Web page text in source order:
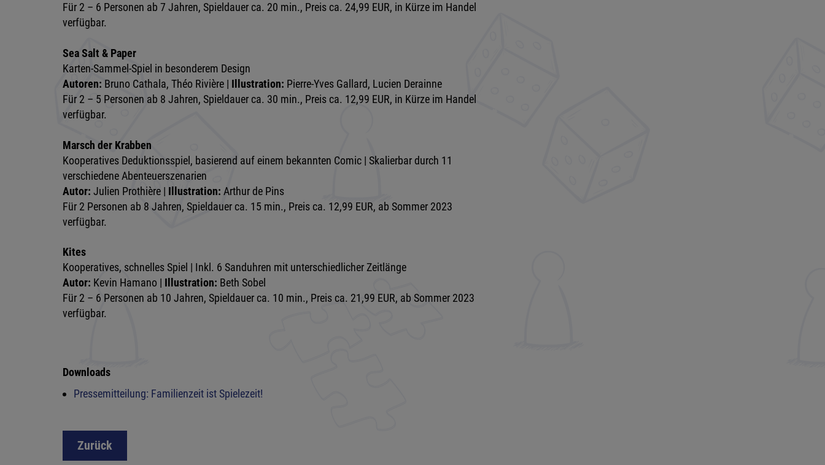
Für 2 – 6 Personen ab 7 Jahren, Spieldauer ca. 20 min., Preis ca. 24,99 EUR, in Kürze im Handel
verfügbar.
Sea Salt & Paper
Karten-Sammel-Spiel in besonderem Design
Autoren: Bruno Cathala, Théo Rivière | Illustration: Pierre-Yves Gallard, Lucien Derainne
Für 2 – 5 Personen ab 8 Jahren, Spieldauer ca. 30 min., Preis ca. 12,99 EUR, in Kürze im Handel
verfügbar.
Marsch der Krabben
Kooperatives Deduktionsspiel, basierend auf einem bekannten Comic | Skalierbar durch 11
verschiedene Abenteuerszenarien
Autor: Julien Prothière | Illustration: Arthur de Pins
Für 2 Personen ab 8 Jahren, Spieldauer ca. 15 min., Preis ca. 12,99 EUR, ab Sommer 2023
verfügbar.
Kites
Kooperatives, schnelles Spiel | Inkl. 6 Sanduhren mit unterschiedlicher Zeitlänge
Autor: Kevin Hamano | Illustration: Beth Sobel
Für 2 – 6 Personen ab 10 Jahren, Spieldauer ca. 10 min., Preis ca. 21,99 EUR, ab Sommer 2023
verfügbar.
Downloads
Pressemitteilung: Familienzeit ist Spielezeit!
Zurück